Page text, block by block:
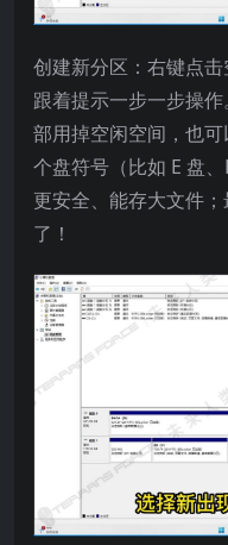
创建新分区：右键点击
跟着提示一步一步操
部用掉空闲空间，也
个盘符号（比如 E 盘
更安全、能存大文件
了！​